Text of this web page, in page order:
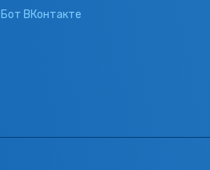
Бот ВКонтакте